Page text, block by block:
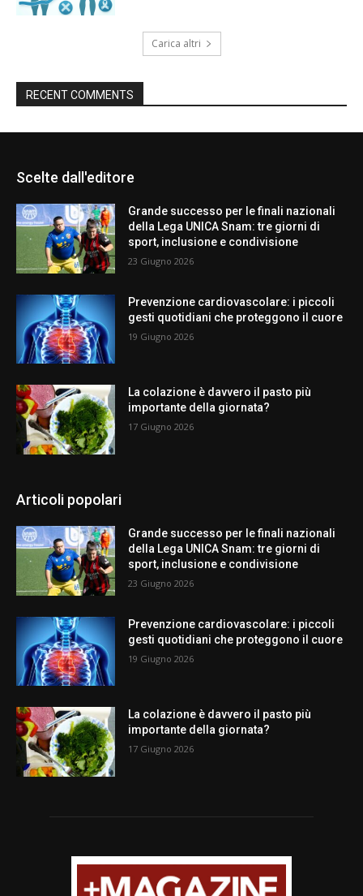
Carica altri
RECENT COMMENTS
Scelte dall'editore
Grande successo per le finali nazionali
della Lega UNICA Snam: tre giorni di
sport, inclusione e condivisione
23 Giugno 2026
Prevenzione cardiovascolare: i piccoli
gesti quotidiani che proteggono il cuore
19 Giugno 2026
La colazione è davvero il pasto più
importante della giornata?
17 Giugno 2026
Articoli popolari
Grande successo per le finali nazionali
della Lega UNICA Snam: tre giorni di
sport, inclusione e condivisione
23 Giugno 2026
Prevenzione cardiovascolare: i piccoli
gesti quotidiani che proteggono il cuore
19 Giugno 2026
La colazione è davvero il pasto più
importante della giornata?
17 Giugno 2026